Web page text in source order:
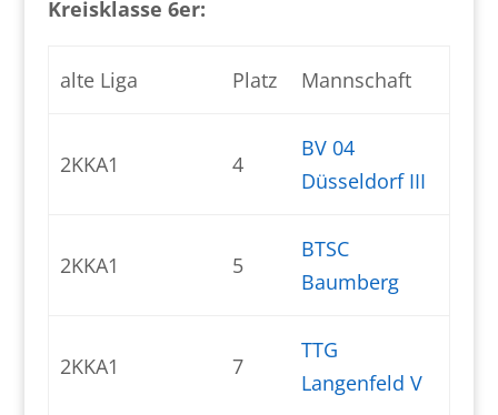
Kreisklasse 6er:
alte Liga Platz Mannschaft
2KKA1 4
BV 04
Düsseldorf III
2KKA1 5
BTSC
Baumberg
2KKA1 7
TTG
Langenfeld V